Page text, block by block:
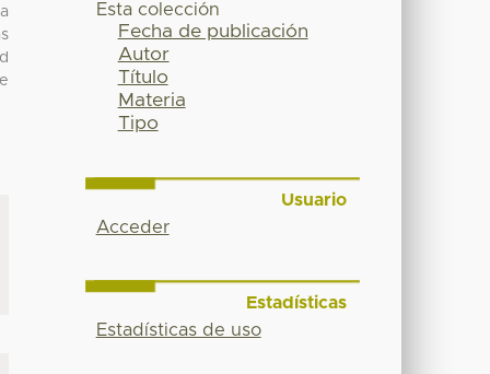
Esta colección
Fecha de publicación
Autor
Título
Materia
Tipo
Usuario
Acceder
Estadísticas
Estadísticas de uso